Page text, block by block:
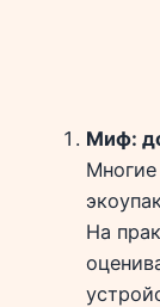
Миф:
На